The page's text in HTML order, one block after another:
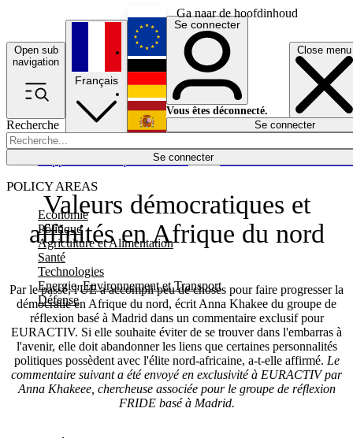
Ga naar de hoofdinhoud
Open sub
navigation
Close menu
Recherche
Se connecter
POLICY AREAS
Economie
Politique
Agriculture et Alimentation
Santé
Technologies
Energie, Environnement et Transport
Défense
Économie
Français
English
Deutsch
Español
Se connecter
Vous êtes déconnecté.
Se connecter
Valeurs démocratiques et
affinités en Afrique du nord
Par le passé, l'UE a accompli peu de choses pour faire progresser la
démocratie en Afrique du nord, écrit Anna Khakee du groupe de
réflexion basé à Madrid dans un commentaire exclusif pour
EURACTIV. Si elle souhaite éviter de se trouver dans l'embarras à
l'avenir, elle doit abandonner les liens que certaines personnalités
politiques possèdent avec l'élite nord-africaine, a-t-elle affirmé. Le
commentaire suivant a été envoyé en exclusivité à EURACTIV par
Anna Khakeee, chercheuse associée pour le groupe de réflexion
FRIDE basé à Madrid.